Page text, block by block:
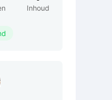
Inhoud